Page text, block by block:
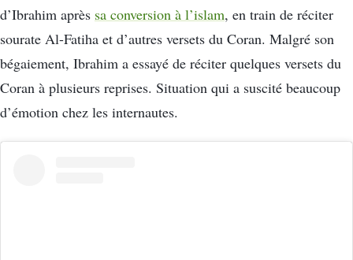
d’Ibrahim après sa conversion à l’islam, en train de réciter
sourate Al-Fatiha et d’autres versets du Coran. Malgré son
bégaiement, Ibrahim a essayé de réciter quelques versets du
Coran à plusieurs reprises. Situation qui a suscité beaucoup
d’émotion chez les internautes.